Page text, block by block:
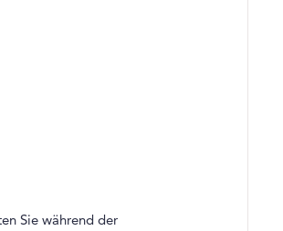
Sie während der